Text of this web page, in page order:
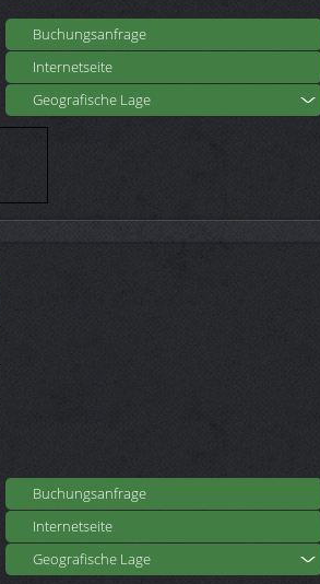
Buchungsanfrage
Internetseite
Geografische Lage
Buchungsanfrage
Internetseite
Geografische Lage